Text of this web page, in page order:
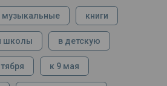
музыкальные книги
школы в детскую
к 9 мая